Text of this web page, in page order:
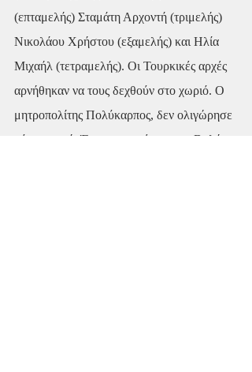
(επταμελής) Σταμάτη Αρχοντή (τριμελής)
Νικολάου Χρήστου (εξαμελής) και Ηλία
Μιχαήλ (τετραμελής). Οι Τουρκικές αρχές
αρνήθηκαν να τους δεχθούν στο χωριό. Ο
μητροπολίτης Πολύκαρπος, δεν ολιγώρησε
ούτε στιγμή. Έσπευσε αμέσως στο Βαλή